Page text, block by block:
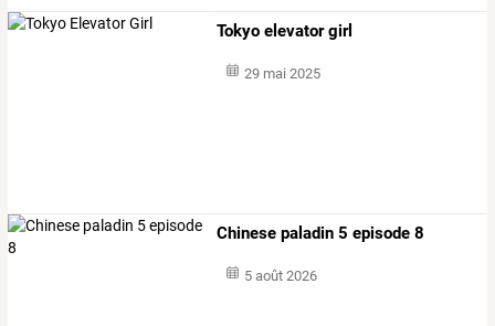
Tokyo elevator girl
29 mai 2025
Chinese paladin 5 episode 8
5 août 2026